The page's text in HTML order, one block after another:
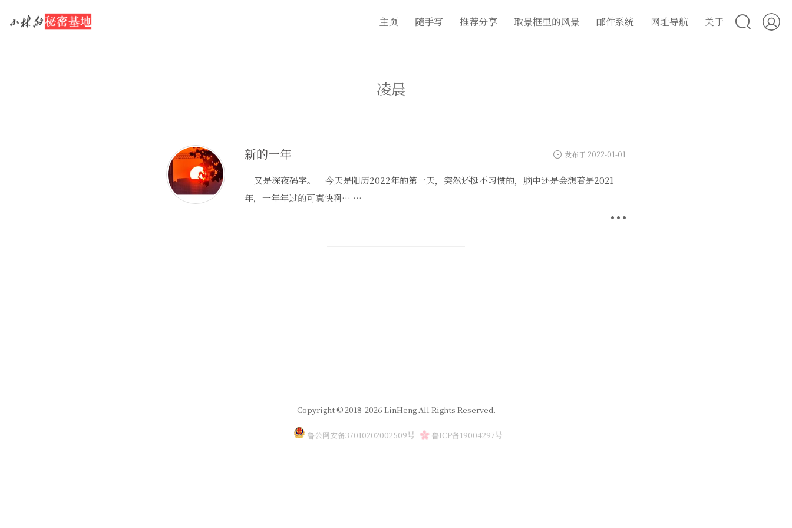
主页 随手写 推荐分享 取景框里的风景 邮件系统 网址导航 关于
凌晨
新的一年 发布于 2022-01-01
又是深夜码字。 今天是阳历2022年的第一天，突然还挺不习惯的，脑中还是会想着是2021
年，一年年过的可真快啊… …
Copyright © 2018-2026 LinHeng All Rights Reserved.
鲁公网安备37010202002509号 鲁ICP备19004297号